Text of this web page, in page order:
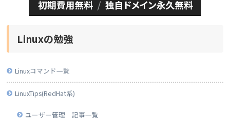
Linuxの勉強
Linuxコマンド一覧
LinuxTips(RedHat系)
ユーザー管理 記事一覧